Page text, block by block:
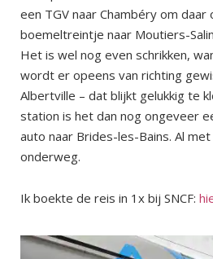
een TGV naar Chambéry om
boemeltreintje naar Moutiers-
Het is wel nog even schrikken,
wordt er opeens van richting
Albertville – dat blijkt gelukkig te
station is het dan nog ongeveer
auto naar Brides-les-Bains. Al met
onderweg.
Ik boekte de reis in 1x bij SNCF: